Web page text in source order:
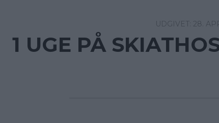
28.
1 UGE PÅ